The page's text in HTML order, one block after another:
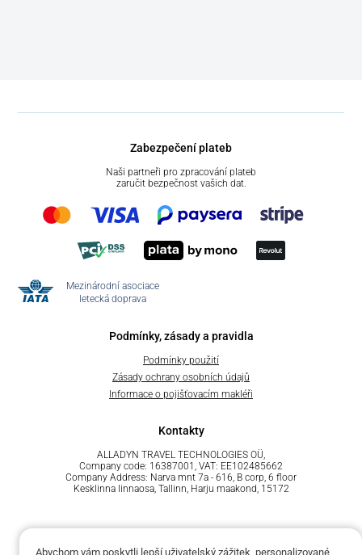
Zabezpečení plateb
Naši partneři pro zpracování plateb
zaručit bezpečnost vašich dat.
Mezinárodní asociace
letecká doprava
Podmínky, zásady a pravidla
Podmínky použití
Zásady ochrany osobních údajů
Informace o pojišťovacím makléři
Kontakty
ALLADYN TRAVEL TECHNOLOGIES OÜ,
Company code: 16387001, VAT: EE102485662
Company Address: Narva mnt 7a - 616, B corp, 6 floor
Kesklinna linnaosa, Tallinn, Harju maakond, 15172
Abychom vám poskytli lepší uživatelský zážitek, personalizované